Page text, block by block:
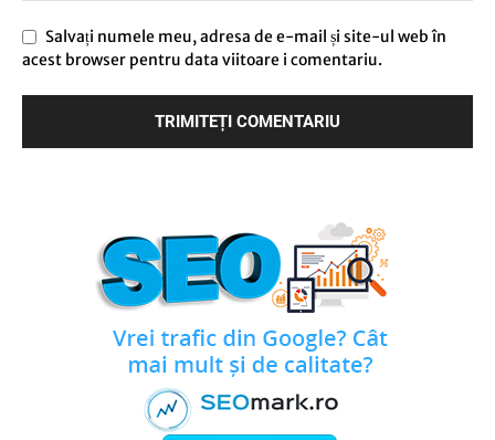
Salvați numele meu, adresa de e-mail și site-ul web în
acest browser pentru data viitoare i comentariu.